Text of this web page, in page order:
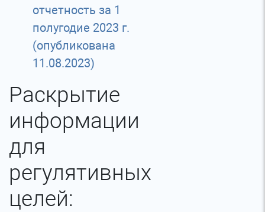
отчетность за 1
полугодие 2023 г.
(опубликована
11.08.2023)
Раскрытие
информации
для
регулятивных
целей: